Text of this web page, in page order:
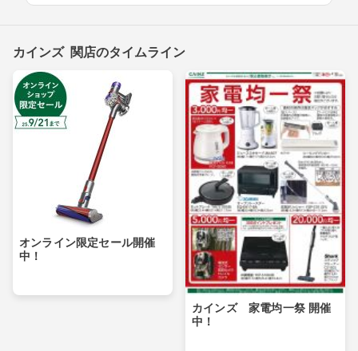
カインズ 関店のタイムライン
オンライン限定セール開催
中！
カインズ 家電均一祭 開催
中！